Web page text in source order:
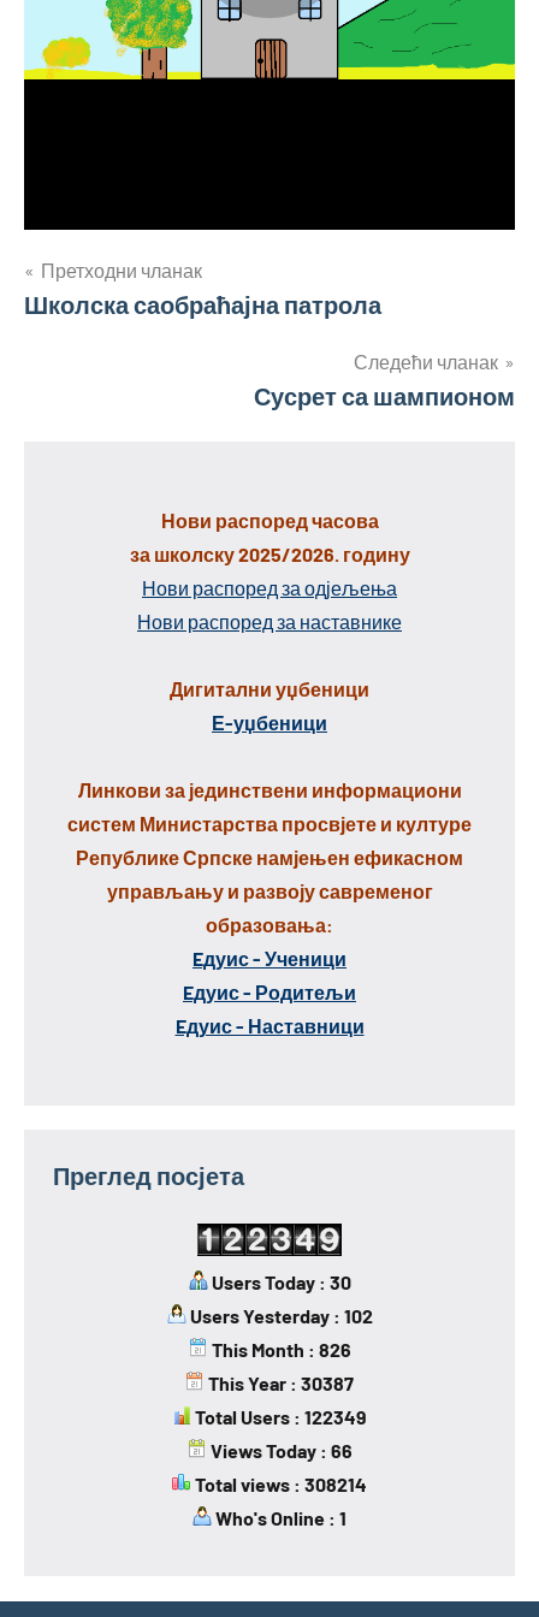
Кретање
чланка
Претходни чланак
Школска саобраћајна патрола
Следећи чланак
Сусрет са шампионом
Нови распоред часова
за школску 2025/2026. годину
Нови распоред за одјељења
Нови распоред за наставнике
Дигитални уџбеници
Е-уџбеници
Линкови за јединствени информациони
систем Министарства просвјете и културе
Републике Српске намјењен ефикасном
управљању и развоју савременог
образовања:
Eдуис - Ученици
Eдуис - Родитељи
Eдуис - Наставници
Преглед посјета
Users Today : 30
Users Yesterday : 102
This Month : 826
This Year : 30387
Total Users : 122349
Views Today : 66
Total views : 308214
Who's Online : 1